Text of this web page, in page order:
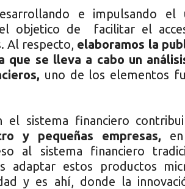
e impulsando
el objetico de facilitar el
Al respecto, elaboramos la
que se lleva a cabo un
uno de los elementos
sistema financiero
y pequeñas empresas,
al sistema financiero
adaptar estos productos
y es ahí, donde la